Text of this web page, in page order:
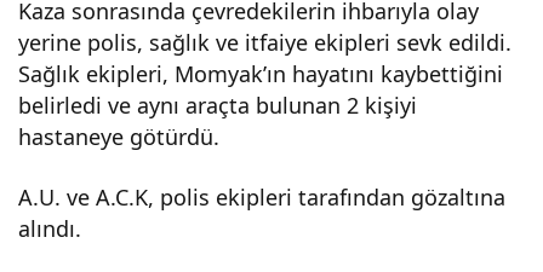
Kaza sonrasında çevredekilerin ihbarıyla olay
yerine polis, sağlık ve itfaiye ekipleri sevk edildi.
Sağlık ekipleri, Momyak’ın hayatını kaybettiğini
belirledi ve aynı araçta bulunan 2 kişiyi
hastaneye götürdü.
A.U. ve A.C.K, polis ekipleri tarafından gözaltına
alındı.
oto
mob
ilde